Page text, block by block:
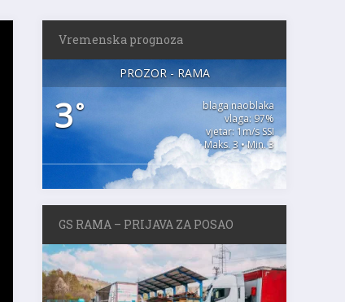
Vremenska prognoza
PROZOR - RAMA
3°
blaga naoblaka
vlaga: 97%
vjetar: 1m/s SSI
Maks. 3 • Min. 3
GS RAMA – PRIJAVA ZA POSAO